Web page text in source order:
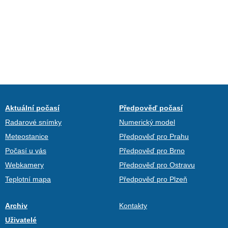
Aktuální počasí
Radarové snímky
Meteostanice
Počasí u vás
Webkamery
Teplotní mapa
Předpověď počasí
Numerický model
Předpověď pro Prahu
Předpověď pro Brno
Předpověď pro Ostravu
Předpověď pro Plzeň
Archiv
Uživatelé
Kontakty